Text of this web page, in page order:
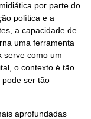
por parte do
política e a
a capacidade de
uma ferramenta
serve como um
o contexto é tão
pode ser tão
aprofundadas